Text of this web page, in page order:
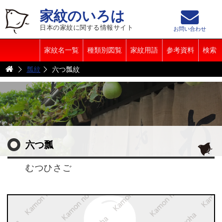
家紋のいろは
日本の家紋に関する情報サイト
家紋名一覧 種類別図覧 家紋用語 参考資料 検索
お問い合わせ
瓢紋 六つ瓢紋
六つ瓢
むつひさご